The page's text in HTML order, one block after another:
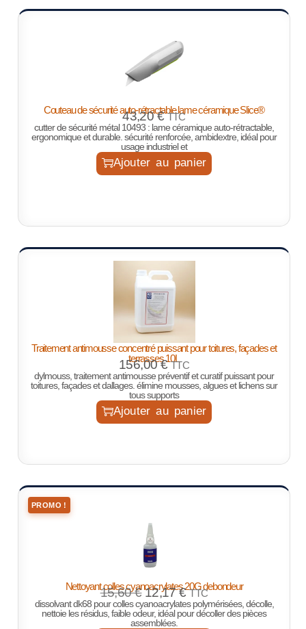
Couteau de sécurité auto-rétractable lame céramique Slice®
43,20€ TTC
cutter de sécurité métal 10493 : lame céramique auto-rétractable,
ergonomique et durable. sécurité renforcée, ambidextre, idéal pour
usage industriel et
Ajouter au panier
Traitement antimousse concentré puissant pour toitures, façades et
terrasses 10L
156,00€ TTC
dylmouss, traitement antimousse préventif et curatif puissant pour
toitures, façades et dallages. élimine mousses, algues et lichens sur
tous supports
Ajouter au panier
PROMO !
Nettoyant colles cyanoacrylates 20G debondeur
15,60€ 12,17€ TTC
dissolvant dk68 pour colles cyanoacrylates polymérisées, décolle,
nettoie les résidus, faible odeur, idéal pour décoller des pièces
assemblées.